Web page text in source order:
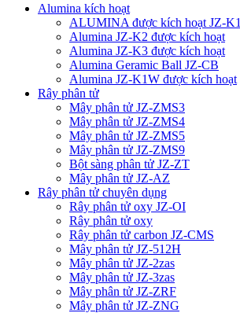
Alumina kích hoạt
ALUMINA được kích hoạt JZ-K1
Alumina JZ-K2 được kích hoạt
Alumina JZ-K3 được kích hoạt
Alumina Geramic Ball JZ-CB
Alumina JZ-K1W được kích hoạt
Rây phân tử
Mây phân tử JZ-ZMS3
Mây phân tử JZ-ZMS4
Mây phân tử JZ-ZMS5
Mây phân tử JZ-ZMS9
Bột sàng phân tử JZ-ZT
Mây phân tử JZ-AZ
Rây phân tử chuyên dụng
Rây phân tử oxy JZ-OI
Rây phân tử oxy
Rây phân tử carbon JZ-CMS
Mây phân tử JZ-512H
Mây phân tử JZ-2zas
Mây phân tử JZ-3zas
Mây phân tử JZ-ZRF
Mây phân tử JZ-ZNG